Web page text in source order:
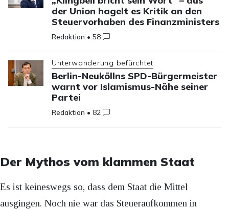
der Union hagelt es Kritik an den
Steuervorhaben des Finanzministers
Redaktion •58
Unterwanderung befürchtet
Berlin-Neuköllns SPD-Bürgermeister
warnt vor Islamismus-Nähe seiner
Partei
Redaktion • 82
Der Mythos vom klammen Staat
Es ist keineswegs so, dass dem Staat die Mittel
ausgingen. Noch nie war das Steueraufkommen in